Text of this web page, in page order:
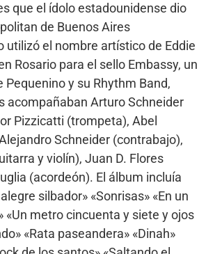
que el ídolo estadounidense dio
de Buenos Aires
utilizó el nombre artístico de Eddie
Rosario para el sello Embassy, un
Pequenino y su Rhythm Band,
acompañaban Arturo Schneider
Pizzicatti (trompeta), Abel
Schneider (contrabajo),
y violín), Juan D. Flores
(acordeón). El álbum incluía
silbador» «Sonrisas» «En un
«Un metro cincuenta y siete y ojos
«Rata paseandera» «Dinah»